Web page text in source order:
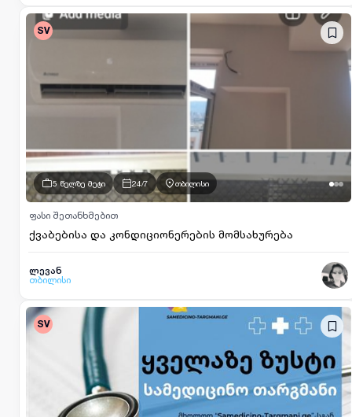
SV
5 წელზე მეტი 24/7 თბილისი
ქვაბებისა და კონდიციონერების მომსახურება
ფასი შეთანხმებით
ლევან
თბილისი
SV